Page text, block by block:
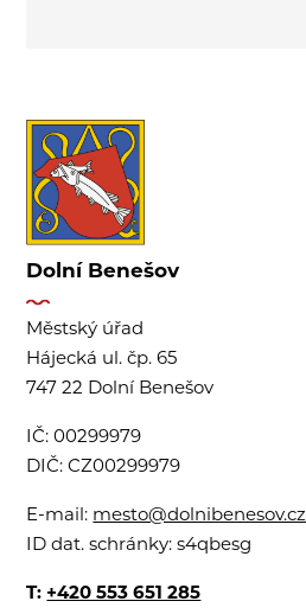
Dolní Benešov
Městský úřad
Hájecká ul. čp. 65
747 22 Dolní Benešov
IČ:00299979
DIČ:CZ00299979
E-mail: mesto@dolnibenesov.cz
ID dat. schránky:s4qbesg
T: +420 553 651 285